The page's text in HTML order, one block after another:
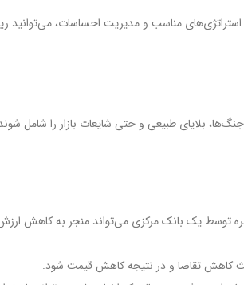
مناسب و مدیریت احساسات، می‌توانید
بلایای طبیعی و حتی شایعات بازار را شامل
بهره توسط یک بانک مرکزی می‌تواند منجر به کاهش
کاهش تقاضا و در نتیجه کاهش قیمت شود.